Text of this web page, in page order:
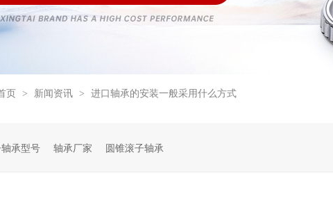
页 > 新闻资讯 > 进口轴承的安装一般采用什么方式
承型号 轴承厂家 圆锥滚子轴承